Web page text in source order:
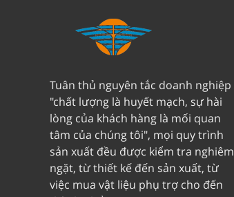
Tuân thủ nguyên tắc doanh nghiệp
"chất lượng là huyết mạch, sự hài
lòng của khách hàng là mối quan
tâm của chúng tôi", mọi quy trình
sản xuất đều được kiểm tra nghiêm
ngặt, từ thiết kế đến sản xuất, từ
việc mua vật liệu phụ trợ cho đến